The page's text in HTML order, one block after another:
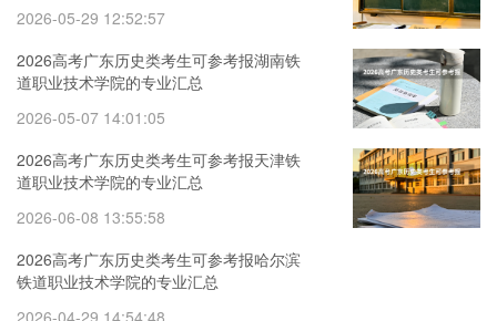
2026-05-29 12:52:57
2026高考广东历史类考生可参考报湖南铁
道职业技术学院的专业汇总
2026-05-07 14:01:05
2026高考广东历史类考生可参考报天津铁
道职业技术学院的专业汇总
2026-06-08 13:55:58
2026高考广东历史类考生可参考报哈尔滨
铁道职业技术学院的专业汇总